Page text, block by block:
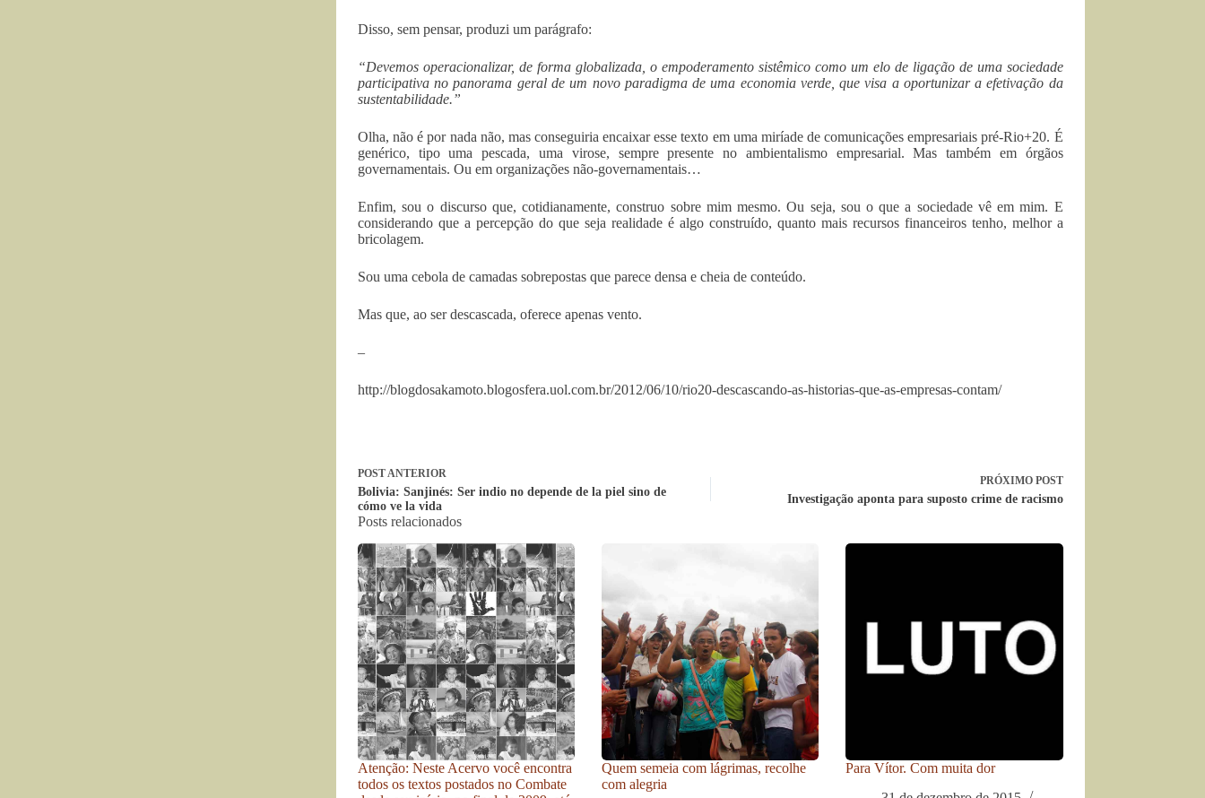
Disso, sem pensar, produzi um parágrafo:
“Devemos operacionalizar, de forma globalizada, o empoderamento sistêmico como um elo de ligação de uma sociedade
participativa no panorama geral de um novo paradigma de uma economia verde, que visa a oportunizar a efetivação da
sustentabilidade.”
Olha, não é por nada não, mas conseguiria encaixar esse texto em uma miríade de comunicações empresariais pré-Rio+20. É
genérico, tipo uma pescada, uma virose, sempre presente no ambientalismo empresarial. Mas também em órgãos
governamentais. Ou em organizações não-governamentais…
Enfim, sou o discurso que, cotidianamente, construo sobre mim mesmo. Ou seja, sou o que a sociedade vê em mim. E
considerando que a percepção do que seja realidade é algo construído, quanto mais recursos financeiros tenho, melhor a
bricolagem.
Sou uma cebola de camadas sobrepostas que parece densa e cheia de conteúdo.
Mas que, ao ser descascada, oferece apenas vento.
–
http://blogdosakamoto.blogosfera.uol.com.br/2012/06/10/rio20-descascando-as-historias-que-as-empresas-contam/
POSTANTERIOR
Bolivia: Sanjinés: Ser indio no depende de la piel sino de
cómo ve la vida
PRÓXIMO POST
Investigação aponta para suposto crime de racismo
Posts relacionados
Atenção: Neste Acervo você encontra
todos os textos postados no Combate
Quem semeia com lágrimas, recolhe
com alegria
Para Vítor. Com muita dor